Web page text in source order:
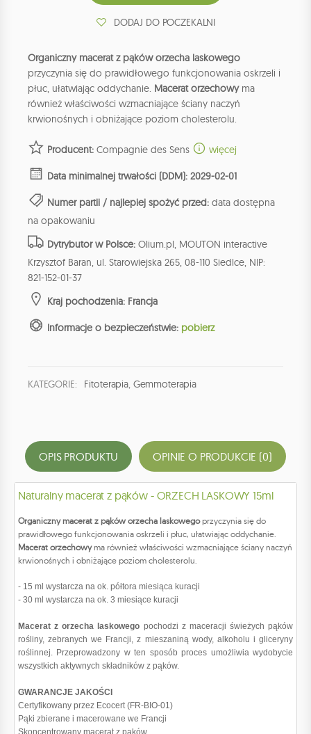
DODAJ DO POCZEKALNI
Organiczny macerat z pąków orzecha laskowego
przyczynia się do prawidłowego funkcjonowania oskrzeli i
płuc, ułatwiając oddychanie. Macerat orzechowyma
również właściwości wzmacniające ściany naczyń
krwionośnych i obniżające poziom cholesterolu.
Producent: Compagnie des Sens więcej
Data minimalnej trwałości (DDM): 2029-02-01
Numer partii / najlepiej spożyć przed: data dostępna
na opakowaniu
Dytrybutor w Polsce: Olium.pl, MOUTON interactive
Krzysztof Baran, ul. Starowiejska 265, 08-110 Siedlce, NIP:
821-152-01-37
Kraj pochodzenia: Francja
Informacje o bezpieczeństwie: pobierz
KATEGORIE: Fitoterapia, Gemmoterapia
OPIS PRODUKTU OPINIE O PRODUKCIE (0)
Naturalny macerat z pąków - ORZECH LASKOWY 15ml
Organiczny macerat z pąków orzecha laskowegoprzyczynia się do
prawidłowego funkcjonowania oskrzeli i płuc, ułatwiając oddychanie.
Macerat orzechowyma również właściwości wzmacniające ściany naczyń
krwionośnych i obniżające poziom cholesterolu.
- 15 ml wystarcza na ok. półtora miesiąca kuracji
- 30 ml wystarcza na ok. 3 miesiące kuracji
Macerat z orzecha laskowego pochodzi z maceracji świeżych pąków
rośliny, zebranych we Francji, z mieszaniną wody, alkoholu i gliceryny
roślinnej. Przeprowadzony w ten sposób proces umożliwia wydobycie
wszystkich aktywnych składników z pąków.
GWARANCJE JAKOŚCI
Certyfikowany przez Ecocert (FR-BIO-01)
Pąki zbierane i macerowane we Francji